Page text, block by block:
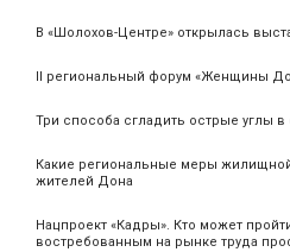
В «Шолохов-Центре» открылась
II региональный форум «Женщины
Три способа сгладить острые углы
Какие региональные меры
жителей Дона
Нацпроект «Кадры». Кто может
востребованным на рынке труда